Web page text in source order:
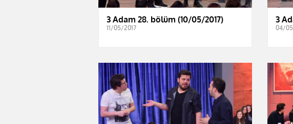
3 Adam 28. bölüm (10/05/2017)
11/05/2017
3
04/